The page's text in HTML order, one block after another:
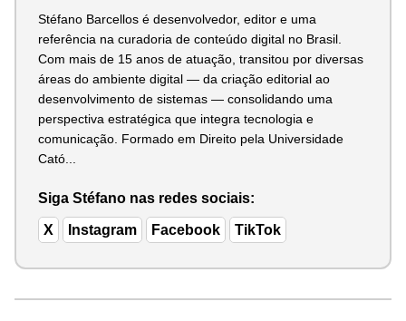
Stéfano Barcellos é desenvolvedor, editor e uma
referência na curadoria de conteúdo digital no Brasil.
Com mais de 15 anos de atuação, transitou por diversas
áreas do ambiente digital — da criação editorial ao
desenvolvimento de sistemas — consolidando uma
perspectiva estratégica que integra tecnologia e
comunicação. Formado em Direito pela Universidade
Cató...
Siga Stéfano nas redes sociais:
X Instagram Facebook TikTok